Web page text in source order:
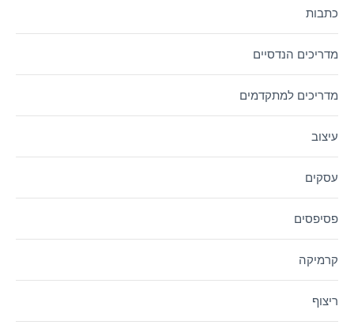
כתבות
מדריכים הנדסיים
מדריכים למתקדמים
עיצוב
עסקים
פסיפסים
קרמיקה
ריצוף